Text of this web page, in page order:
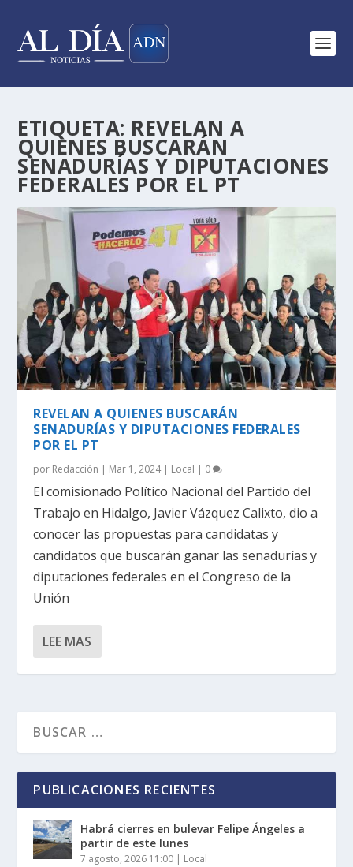
ETIQUETA: REVELAN A
QUIENES BUSCARÁN
SENADURÍAS Y DIPUTACIONES
FEDERALES POR EL PT
REVELAN A QUIENES BUSCARÁN
SENADURÍAS Y DIPUTACIONES FEDERALES
POR EL PT
por Redacción Mar 1, 2024| Local 0
El comisionado Político Nacional del Partido del
Trabajo en Hidalgo, Javier Vázquez Calixto, dio a
conocer las propuestas para candidatas y
candidatos que buscarán ganar las senadurías y
diputaciones federales en el Congreso de la
Unión
LEE MAS
PUBLICACIONES RECIENTES
Habrá cierres en bulevar Felipe Ángeles a
partir de este lunes
7 agosto, 2026 11:00 Local